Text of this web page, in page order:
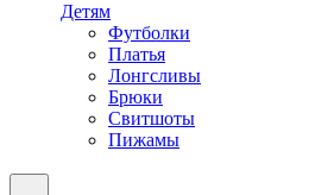
Детям
Футболки
Платья
Лонгсливы
Брюки
Свитшоты
Пижамы